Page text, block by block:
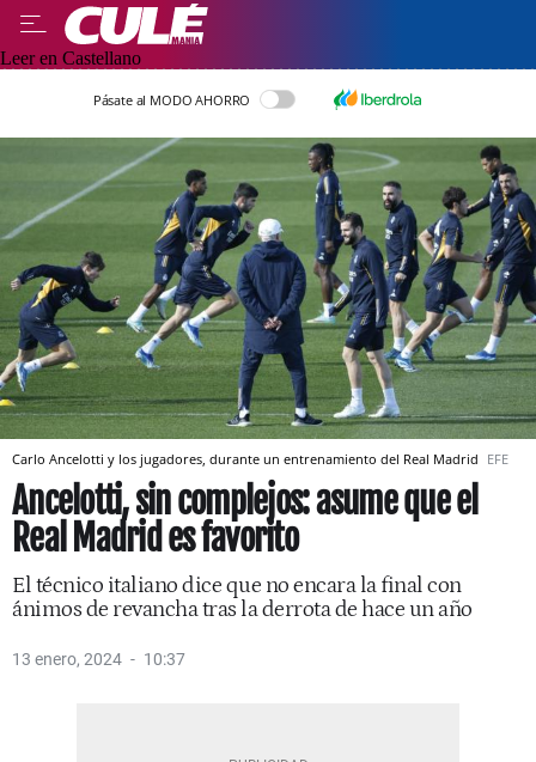
Leer en Castellano
Pásate al MODO AHORRO
Carlo Ancelotti y los jugadores, durante un entrenamiento del Real Madrid EFE
Ancelotti, sin complejos: asume que el
Real Madrid es favorito
El técnico italiano dice que no encara la final con
ánimos de revancha tras la derrota de hace un año
13 enero, 2024 10:37